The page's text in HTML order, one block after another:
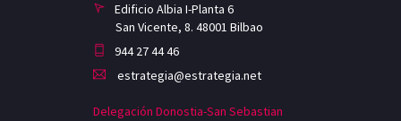
Edificio Albia I-Planta 6
San Vicente, 8. 48001 Bilbao
944 27 44 46
estrategia@estrategia.net
Delegación Donostia-San Sebastian